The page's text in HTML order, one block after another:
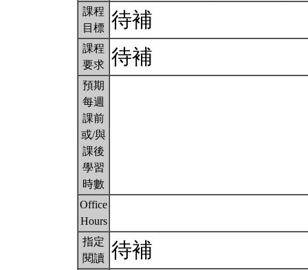
課程
目標 待補
課程
要求 待補
預期
每週
課前
或/與
課後
學習
時數
Office
Hours
指定
閱讀 待補